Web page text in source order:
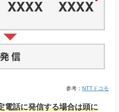
参考： NTTドコモ
電話に発信する場合は頭に